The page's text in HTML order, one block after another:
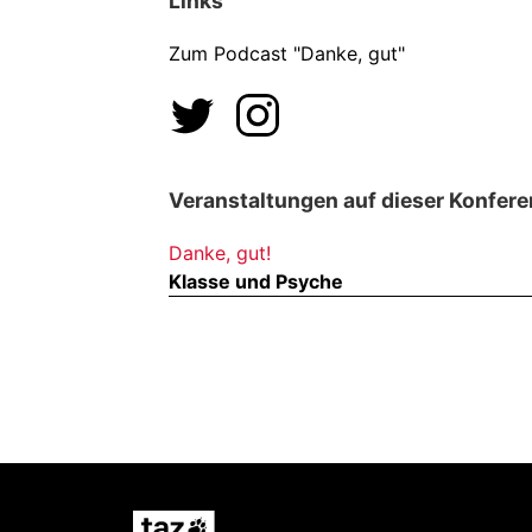
Zum Podcast "Danke, gut"
Veranstaltungen auf dieser
Danke, gut!
Klasse und Psyche